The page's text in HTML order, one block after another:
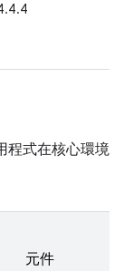
程式在核心環境
元件